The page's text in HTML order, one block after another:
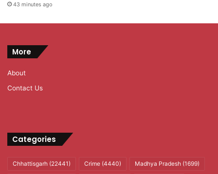
43 minutes ago
More
About
Contact Us
Categories
Chhattisgarh (22441) Crime (4440) Madhya Pradesh (1699)